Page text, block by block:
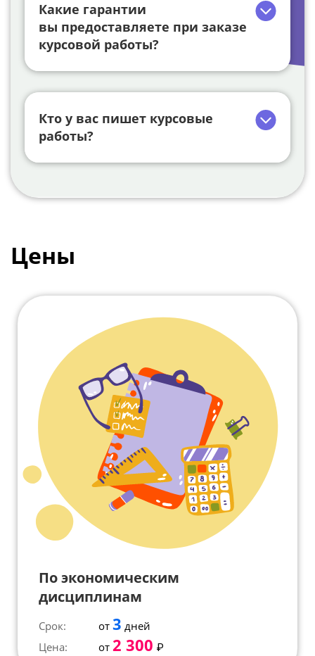
Какие гарантии
вы предоставляете при заказе
курсовой работы?
Кто у вас пишет курсовые
работы?
Цены
По экономическим
дисциплинам
Срок: от 3 дней
Цена:
от 2 300 ₽